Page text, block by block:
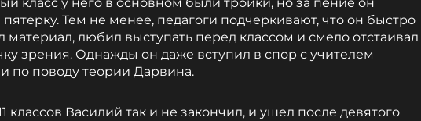
Тем не менее, педагоги подчеркивают, что он быстро
материал, любил выступать перед классом и смело отстаивал
зрения. Однажды он даже вступил в спор с учителем
по поводу теории Дарвина.
классов Василий так и не закончил, и ушел после девятого